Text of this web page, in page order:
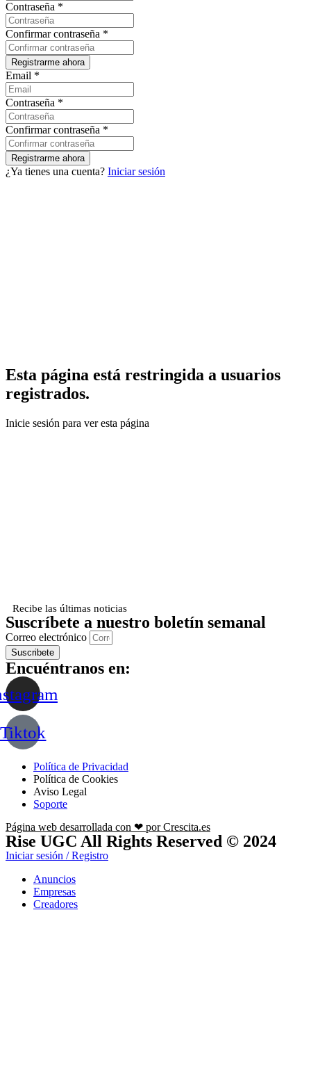
Contraseña *
Confirmar contraseña *
Email *
Contraseña *
Confirmar contraseña *
¿Ya tienes una cuenta? Iniciar sesión
Esta página está restringida a usuarios
registrados.
Inicie sesión para ver esta página
Recibe las últimas noticias
Suscríbete a nuestro boletín semanal
Correo electrónico
Suscribete
Encuéntranos en:
Tiktok
Política de Privacidad
Política de Cookies
Aviso Legal
Soporte
Página web desarrollada con ❤ por Crescita.es
Rise UGC All Rights Reserved © 2024
Iniciar sesión / Registro
Anuncios
Empresas
Creadores